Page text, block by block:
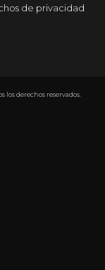
los derechos reservados.
de privacidad